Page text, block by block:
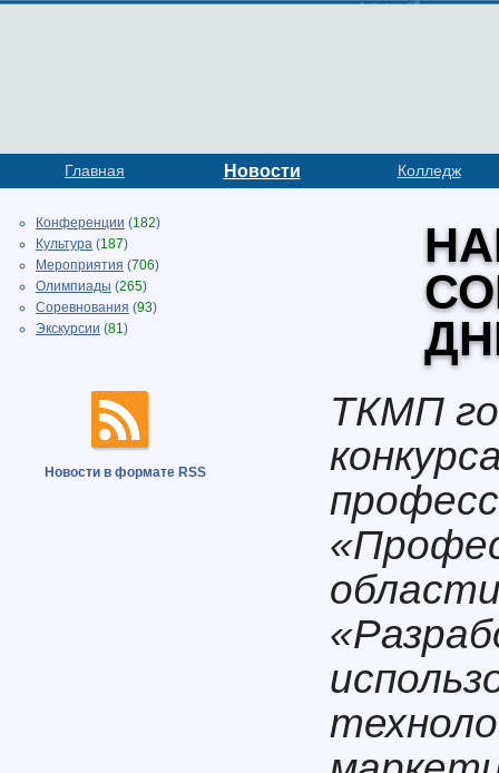
Главная Новости Колледж
Конференции (182)
Культура (187)
Мероприятия (706)
Олимпиады (265)
Соревнования (93)
Экскурсии (81)
Новости в формате RSS
ТКМП